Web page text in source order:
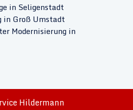
in Seligenstadt
in Groß Umstadt
Modernisierung in
Hildermann